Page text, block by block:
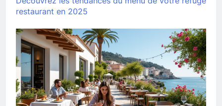
restaurant en 2025